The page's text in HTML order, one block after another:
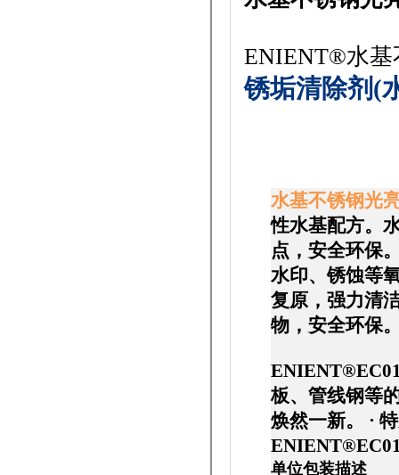
ENIENT®水基
锈垢清除剂(
水基不锈钢光
性水基配方。
点，安全环保
水印、锈蚀等
复原，强力清
物，安全环保
板、管线钢等
焕然一新。 ·
单位包装